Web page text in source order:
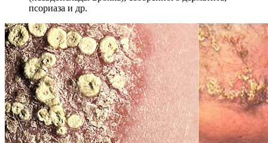
псориаза и др.